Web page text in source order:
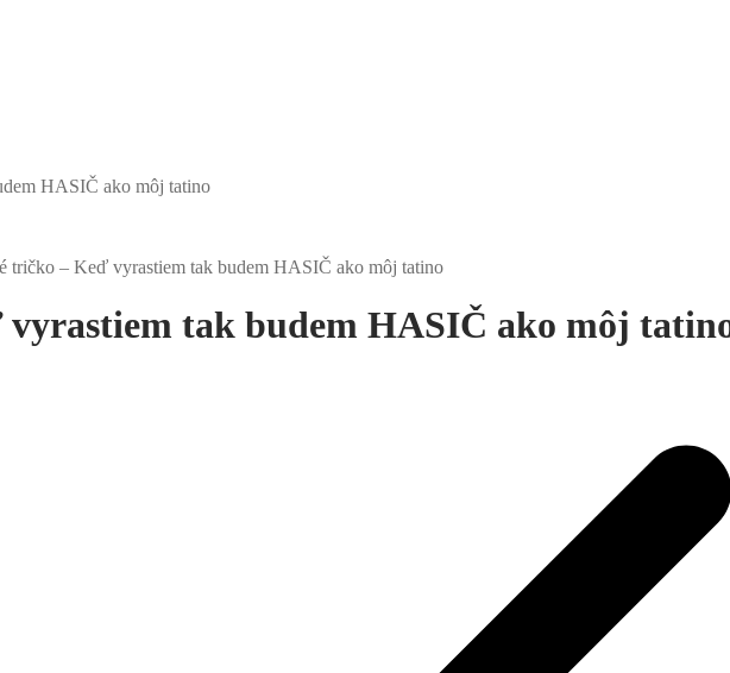
HASIČ ako môj tatino
tričko – Keď vyrastiem tak budem HASIČ ako môj tatino
tak budem HASIČ ako môj